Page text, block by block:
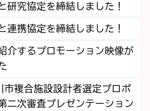
研究協定を締結しました！
連携協定を締結しました！
介するプロモーション映像が
市複合施設設計者選定プロポ
次審査プレゼンテーション